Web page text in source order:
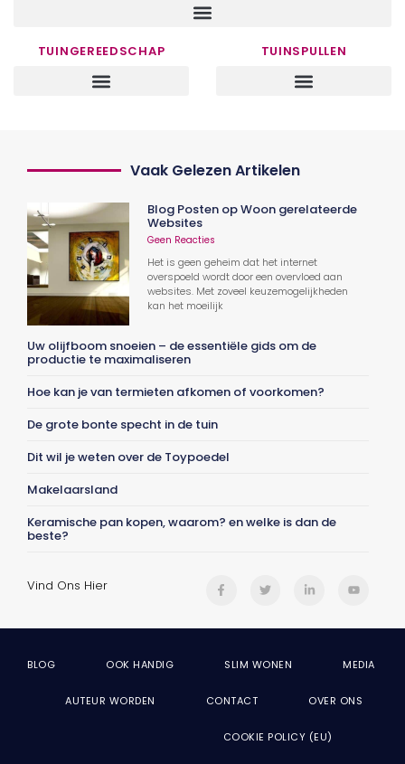
TUINGEREEDSCHAP TUINSPULLEN
Vaak Gelezen Artikelen
Blog Posten op Woon gerelateerde
Websites
Geen Reacties
Het is geen geheim dat het internet
overspoeld wordt door een overvloed aan
websites. Met zoveel keuzemogelijkheden
kan het moeilijk
Uw olijfboom snoeien – de essentiële gids om de
productie te maximaliseren
Hoe kan je van termieten afkomen of voorkomen?
De grote bonte specht in de tuin
Dit wil je weten over de Toypoedel
Makelaarsland
Keramische pan kopen, waarom? en welke is dan de
beste?
Vind Ons Hier
BLOG OOK HANDIG SLIM WONEN MEDIA
AUTEUR WORDEN CONTACT OVER ONS
COOKIE POLICY (EU)